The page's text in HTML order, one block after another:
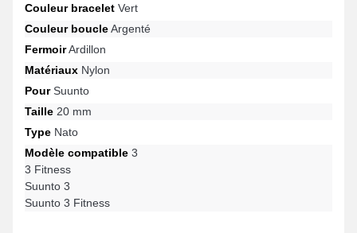
plus de la marque Suunto. Cet article de réparation montre nylon
Suunto s'ajuste parfaitement à une variété de références de la
Couleur bracelet Vert
Couleur boucleArgenté
FermoirArdillon
Matériaux Nylon
PourSuunto
Taille 20 mm
Type Nato
Modèle compatible 3
3 Fitness
Suunto 3
Suunto 3 Fitness